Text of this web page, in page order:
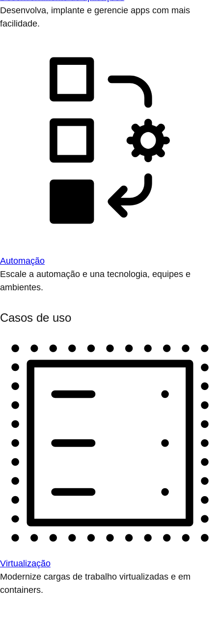
Desenvolva, implante e gerencie apps com mais
facilidade.
Automação
Escale a automação e una tecnologia, equipes e
ambientes.
Casos de uso
Virtualização
Modernize cargas de trabalho virtualizadas e em
containers.